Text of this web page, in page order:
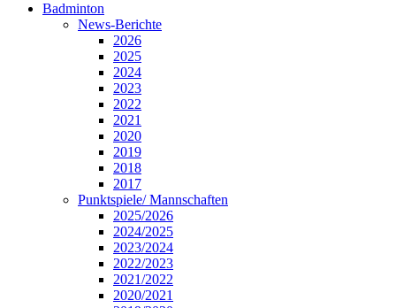
Badminton
News-Berichte
2026
2025
2024
2023
2022
2021
2020
2019
2018
2017
Punktspiele/ Mannschaften
2025/2026
2024/2025
2023/2024
2022/2023
2021/2022
2020/2021